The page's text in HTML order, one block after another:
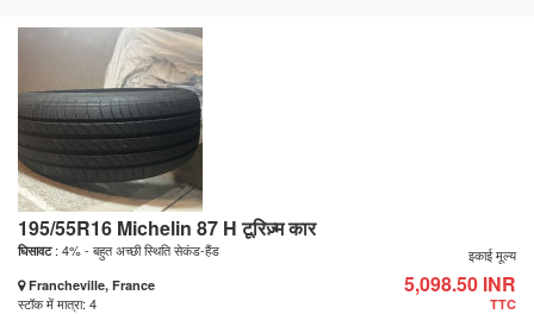
195/55R16 Michelin 87 H टूरिज़्म कार
घिसावट: 4% - बहुत अच्छी स्थिति सेकंड-हैंड
Francheville, France
स्टॉक में मात्रा: 4
इकाई मूल्य
5,098.50 INR
TTC